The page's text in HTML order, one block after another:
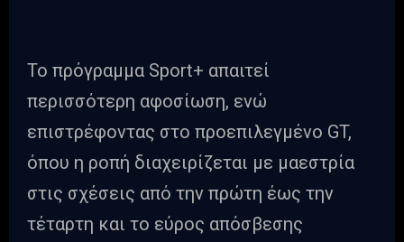
Το πρόγραμμα Sport+ απαιτεί
περισσότερη αφοσίωση, ενώ
επιστρέφοντας στο προεπιλεγμένο GT,
όπου η ροπή διαχειρίζεται με μαεστρία
στις σχέσεις από την πρώτη έως την
τέταρτη και το εύρος απόσβεσης